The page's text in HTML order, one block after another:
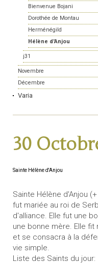
Bienvenue Bojani
Dorothée de Montau
Herménégild
Hélène d'Anjou
j31
Novembre
Décembre
Varia
30
Sainte Hélène d'Anjou
Sainte Hélène d'Anjou
fut mariée au roi de
d'alliance. Elle fut une
une bonne mère. Elle
et se consacra à la
vie simple.
Liste des Saints du jour: